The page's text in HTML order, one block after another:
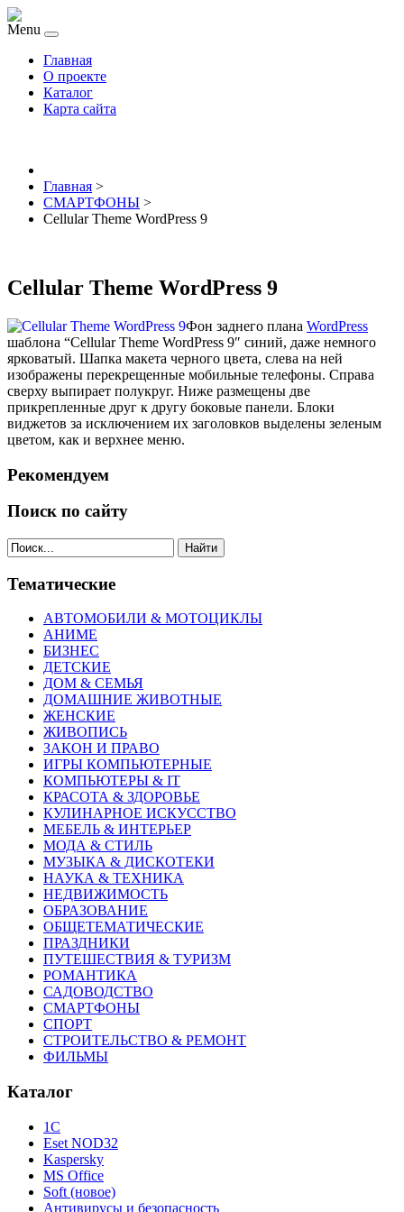
Menu
Главная
О проекте
Каталог
Карта сайта
Главная >
СМАРТФОНЫ >
Cellular Theme WordPress 9
Cellular Theme WordPress 9
Фон заднего плана WordPress
шаблона “Cellular Theme WordPress 9″ синий, даже немного
ярковатый. Шапка макета черного цвета, слева на ней
изображены перекрещенные мобильные телефоны. Справа
сверху выпирает полукруг. Ниже размещены две
прикрепленные друг к другу боковые панели. Блоки
виджетов за исключением их заголовков выделены зеленым
цветом, как и верхнее меню.
Рекомендуем
Поиск по сайту
Найти
Тематические
АВТОМОБИЛИ & МОТОЦИКЛЫ
АНИМЕ
БИЗНЕС
ДЕТСКИЕ
ДОМ & СЕМЬЯ
ДОМАШНИЕ ЖИВОТНЫЕ
ЖЕНСКИЕ
ЖИВОПИСЬ
ЗАКОН И ПРАВО
ИГРЫ КОМПЬЮТЕРНЫЕ
КОМПЬЮТЕРЫ & IT
КРАСОТА & ЗДОРОВЬЕ
КУЛИНАРНОЕ ИСКУССТВО
МЕБЕЛЬ & ИНТЕРЬЕР
МОДА & СТИЛЬ
МУЗЫКА & ДИСКОТЕКИ
НАУКА & ТЕХНИКА
НЕДВИЖИМОСТЬ
ОБРАЗОВАНИЕ
ОБЩЕТЕМАТИЧЕСКИЕ
ПРАЗДНИКИ
ПУТЕШЕСТВИЯ & ТУРИЗМ
РОМАНТИКА
САДОВОДСТВО
СМАРТФОНЫ
СПОРТ
СТРОИТЕЛЬСТВО & РЕМОНТ
ФИЛЬМЫ
Каталог
1С
Eset NOD32
Kaspersky
MS Office
Soft (новое)
Антивирусы и безопасность